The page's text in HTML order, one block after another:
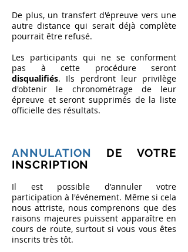
De plus, un transfert d'épreuve vers une
autre distance qui serait déjà complète
pourrait être refusé.
Les participants qui ne se conforment
pas à cette procédure seront
disqualifiés. Ils perdront leur privilège
d'obtenir le chronométrage de leur
épreuve et seront supprimés de la liste
officielle des résultats.
ANNULATION
DE VOTRE
INSCRIPTION
Il est possible d'annuler votre
participation à l'événement. Même si cela
nous attriste, nous comprenons que des
raisons majeures puissent apparaître en
cours de route, surtout si vous vous êtes
inscrits très tôt.